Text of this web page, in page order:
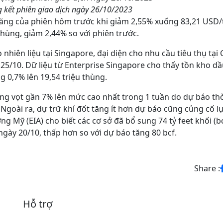
kết phiên giao dịch ngày 26/10/2023
của phiên hôm trước khi giảm 2,55% xuống 83,21
giảm 2,44% so với phiên trước.
liệu tại Singapore, đại diện cho nhu cầu tiêu thụ tại
10. Dữ liệu từ Enterprise Singapore cho thấy tồn kho
0,7% lên 19,54 triệu thùng.
vọt gần 7% lên mức cao nhất trong 1 tuần do dự báo
ra, dự trữ khí đốt tăng ít hơn dự báo cũng củng cố
Mỹ (EIA) cho biết các cơ sở đã bổ sung 74 tỷ feet khối
20/10, thấp hơn so với dự báo tăng 80 bcf.
Share :
Hỗ trợ